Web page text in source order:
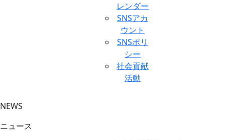
レンダー
SNSアカ
ウント
SNSポリ
シー
社会貢献
活動
NEWS
ニュース